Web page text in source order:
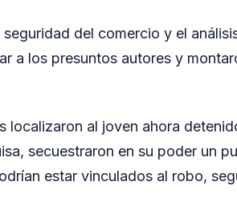
del comercio y el
a los presuntos autores y
localizaron al joven ahora
secuestraron en su poder un
estar vinculados al robo,